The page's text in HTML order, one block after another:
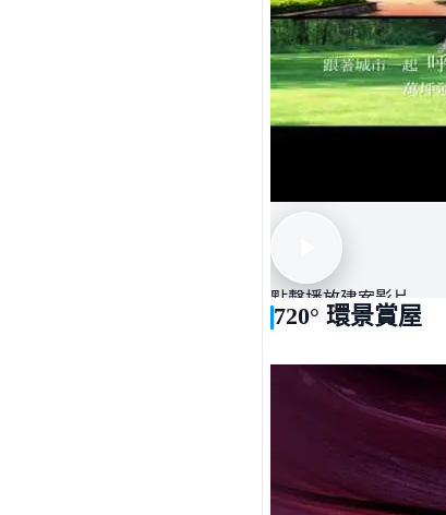
除了傲人的安全建築
氣派排場格局，配襯
對映氣派公設，＜凰
空氣與視野。論衛浴
大新竹第一、唯一四
休憩…商業區一級地段
打卡嘉賓，當日下訂
禮賓專線 : 09868-51888
點擊播放建案影片
720° 環景賞屋